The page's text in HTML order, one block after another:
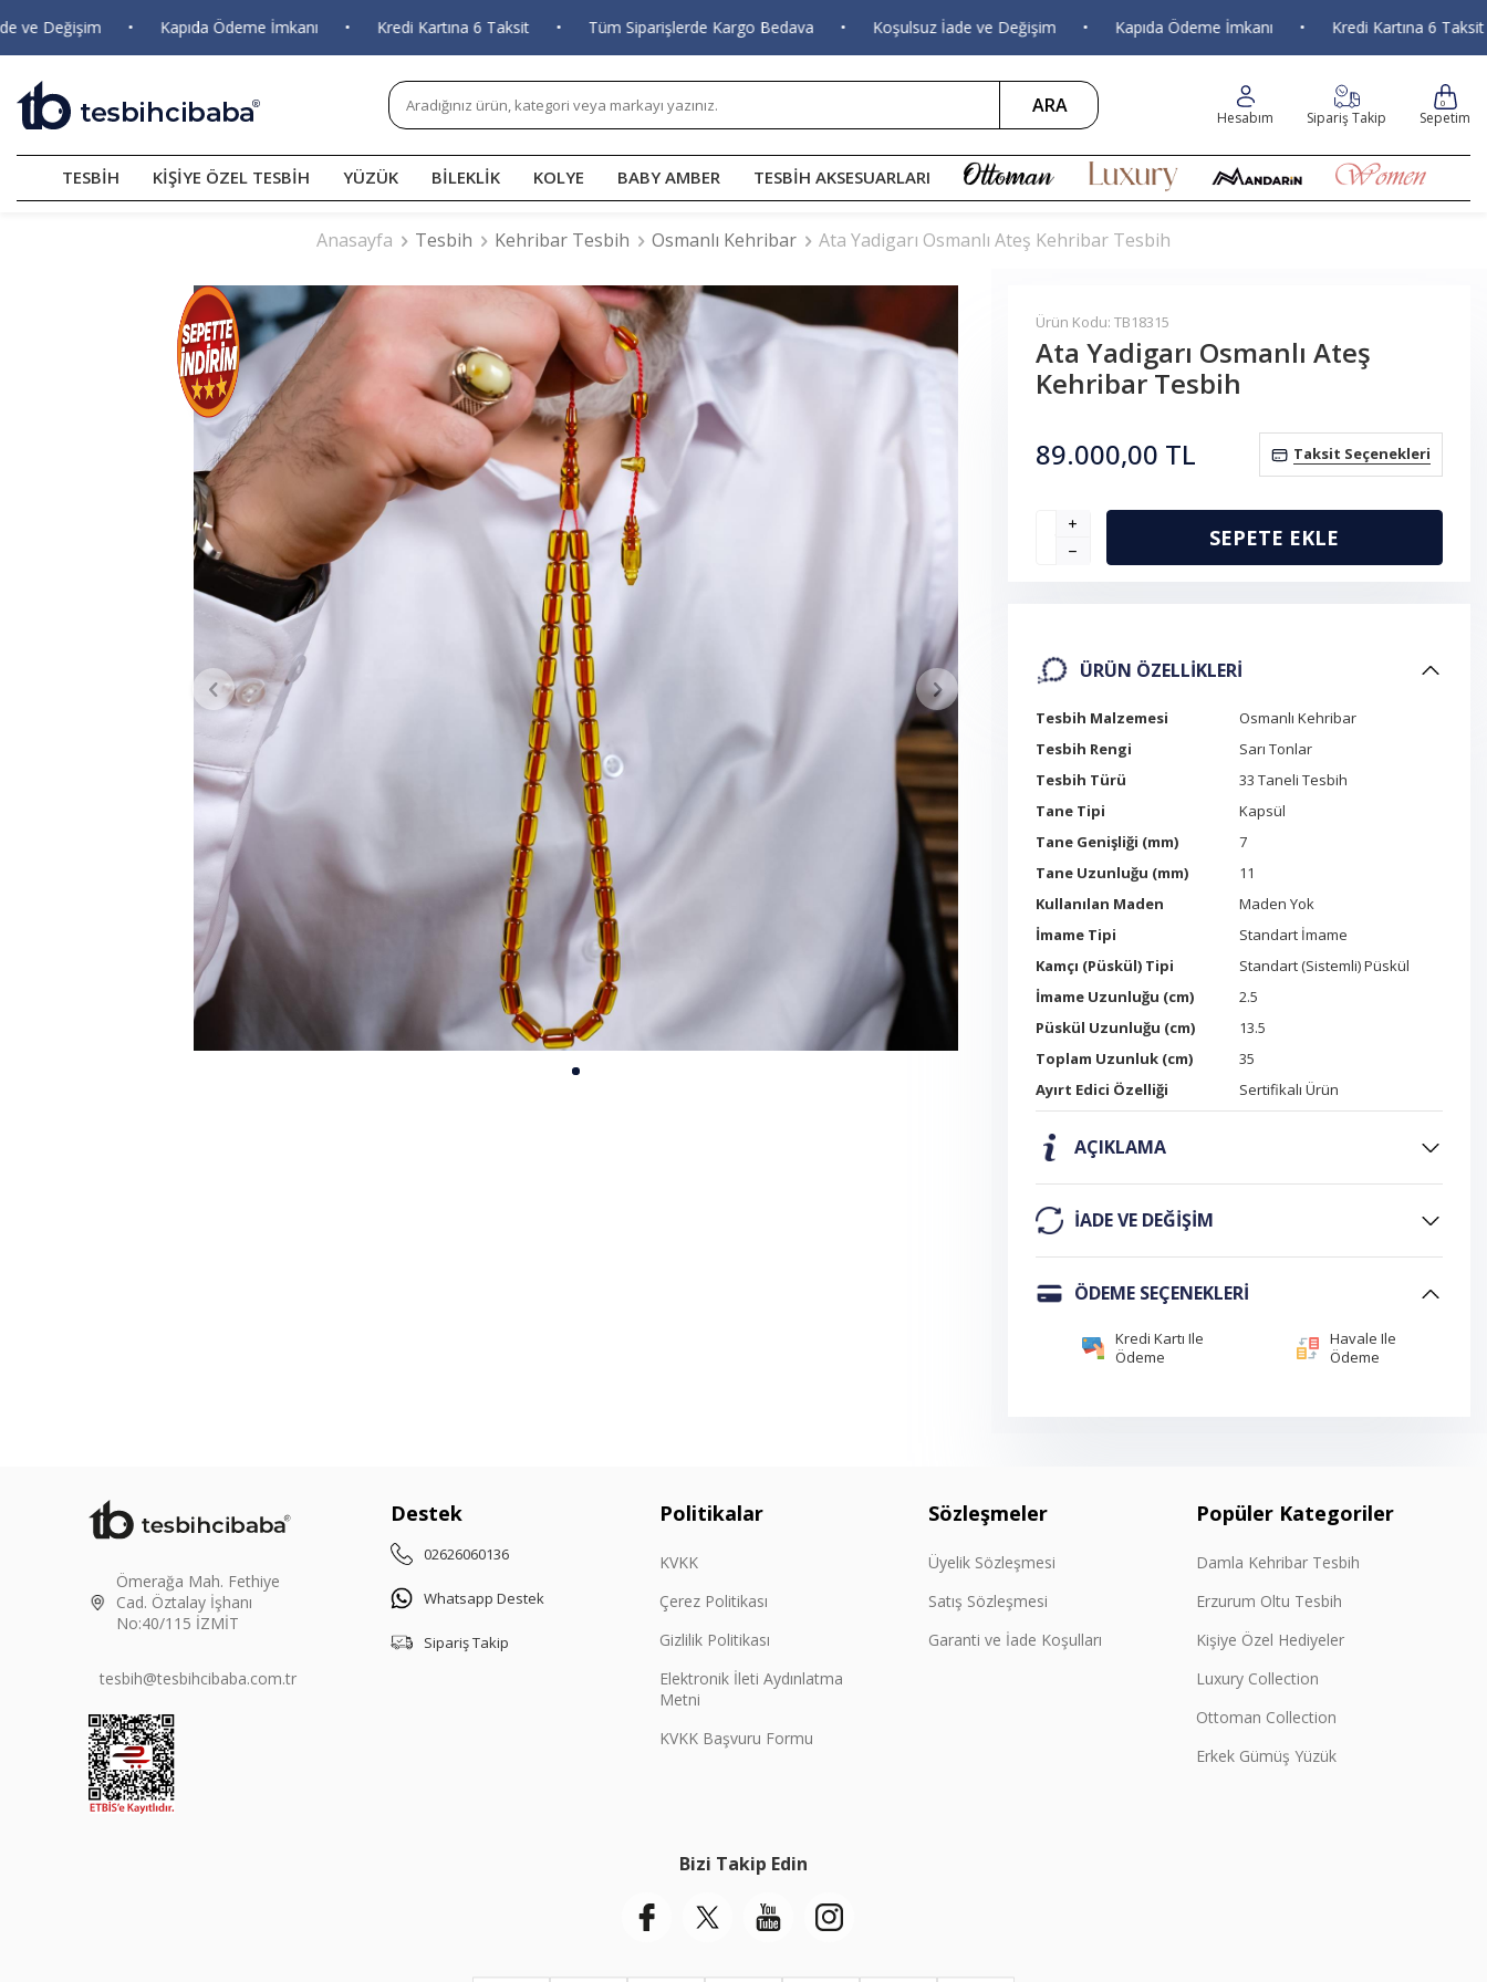
• Kapıda Ödeme İmkanı • Kredi Kartına 6 Taksit • Tüm Siparişlerde Kargo Bedava • Koşulsuz İade ve Değişim • Kapıda Ödeme İmkanı • Kredi Kartına 6 Taksit •
ARA
Hesabım Sipariş Takip
0
Sepetim
TESBİH KİŞİYE ÖZEL TESBİH YÜZÜK BİLEKLİK KOLYE BABY AMBER TESBİH AKSESUARLARI
Anasayfa Tesbih Kehribar Tesbih Osmanlı Kehribar Ata Yadigarı Osmanlı Ateş Kehribar Tesbih
Ürün Kodu: TB18315
Ata Yadigarı Osmanlı Ateş
Kehribar Tesbih
89.000,00 TL Taksit Seçenekleri
SEPETE EKLE
ÜRÜN ÖZELLIKLERI
Tesbih Malzemesi
Osmanlı Kehribar
Tesbih Rengi
Sarı Tonlar
Tesbih Türü
33 Taneli Tesbih
Tane Tipi
Kapsül
Tane Genişliği (mm)
7
Tane Uzunluğu (mm)
11
Kullanılan Maden
Maden Yok
İmame Tipi
Standart İmame
Kamçı (Püskül) Tipi
Standart (Sistemli) Püskül
İmame Uzunluğu (cm)
2.5
Püskül Uzunluğu (cm)
13.5
Toplam Uzunluk (cm)
35
Ayırt Edici Özelliği
Sertifikalı Ürün
AÇIKLAMA
IADE VE DEĞIŞIM
ÖDEME SEÇENEKLERI
Kredi Kartı Ile
Ödeme
Havale Ile
Ödeme
Ömerağa Mah. Fethiye
Cad. Öztalay İşhanı
No:40/115 İZMİT
tesbih@tesbihcibaba.com.tr
Destek
02626060136
Whatsapp Destek
Sipariş Takip
Politikalar
KVKK
Çerez Politikası
Gizlilik Politikası
Elektronik İleti Aydınlatma
Metni
KVKK Başvuru Formu
Sözleşmeler
Üyelik Sözleşmesi
Satış Sözleşmesi
Garanti ve İade Koşulları
Popüler Kategoriler
Damla Kehribar Tesbih
Erzurum Oltu Tesbih
Kişiye Özel Hediyeler
Luxury Collection
Ottoman Collection
Erkek Gümüş Yüzük
Bizi Takip Edin